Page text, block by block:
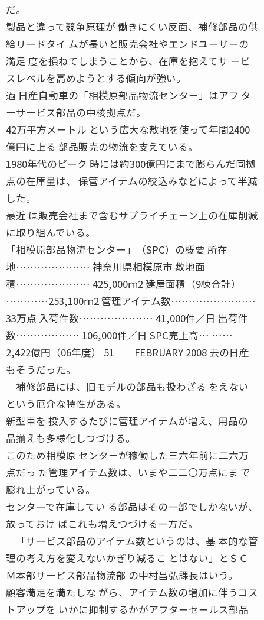
だ。
製品と違って競争原理が 働きにくい反面、補修部品の供
給リードタイ ムが長いと販売会社やエンドユーザーの
満足 度を損ねてしまうことから、在庫を抱えてサ ービ
スレベルを高めようとする傾向が強い。
過 日産自動車の「相模原部品物流センター」はアフ タ
ーサービス部品の中核拠点だ。
42万平方メートル という広大な敷地を使って年間2400
億円に上る 部品販売の物流を支えている。
1980年代のピーク 時には約300億円にまで膨らんだ同拠
点の在庫量は、 保管アイテムの絞込みなどによって半減
した。
最近 は販売会社まで含むサプライチェーン上の在庫削減
に取り組んでいる。
「相模原部品物流センター」（SPC）の概要 所在
地………………… 神奈川県相模原市 敷地面
積………………… 425,000ｍ2 建屋面積（9棟合計）
…………253,100ｍ2 管理アイテム数……………………
33万点 入荷件数………………… 41,000件／日 出荷件
数……………… 106,000件／日 SPC売上高… ……
2,422億円（06年度） 51 FEBRUARY 2008 去の日産
もそうだった。
補修部品には、旧モデルの部品も扱わざる をえない
という厄介な特性がある。
新型車を 投入するたびに管理アイテムが増え、用品の
品揃えも多様化しつづける。
このため相模原 センターが稼働した三六年前に二六万
点だっ た管理アイテム数は、いまや二二〇万点にま で
膨れ上がっている。
センターで在庫してい る部品はその一部でしかないが、
放っておけ ばこれも増えつづける一方だ。
「サービス部品のアイテム数というのは、基 本的な管
理の考え方を変えないかぎり減るこ とはない」とＳＣ
Ｍ本部サービス部品物流部 の中村昌弘課長はいう。
顧客満足を満たしな がら、アイテム数の増加に伴うコス
トアップを いかに抑制するかがアフターセールス部品